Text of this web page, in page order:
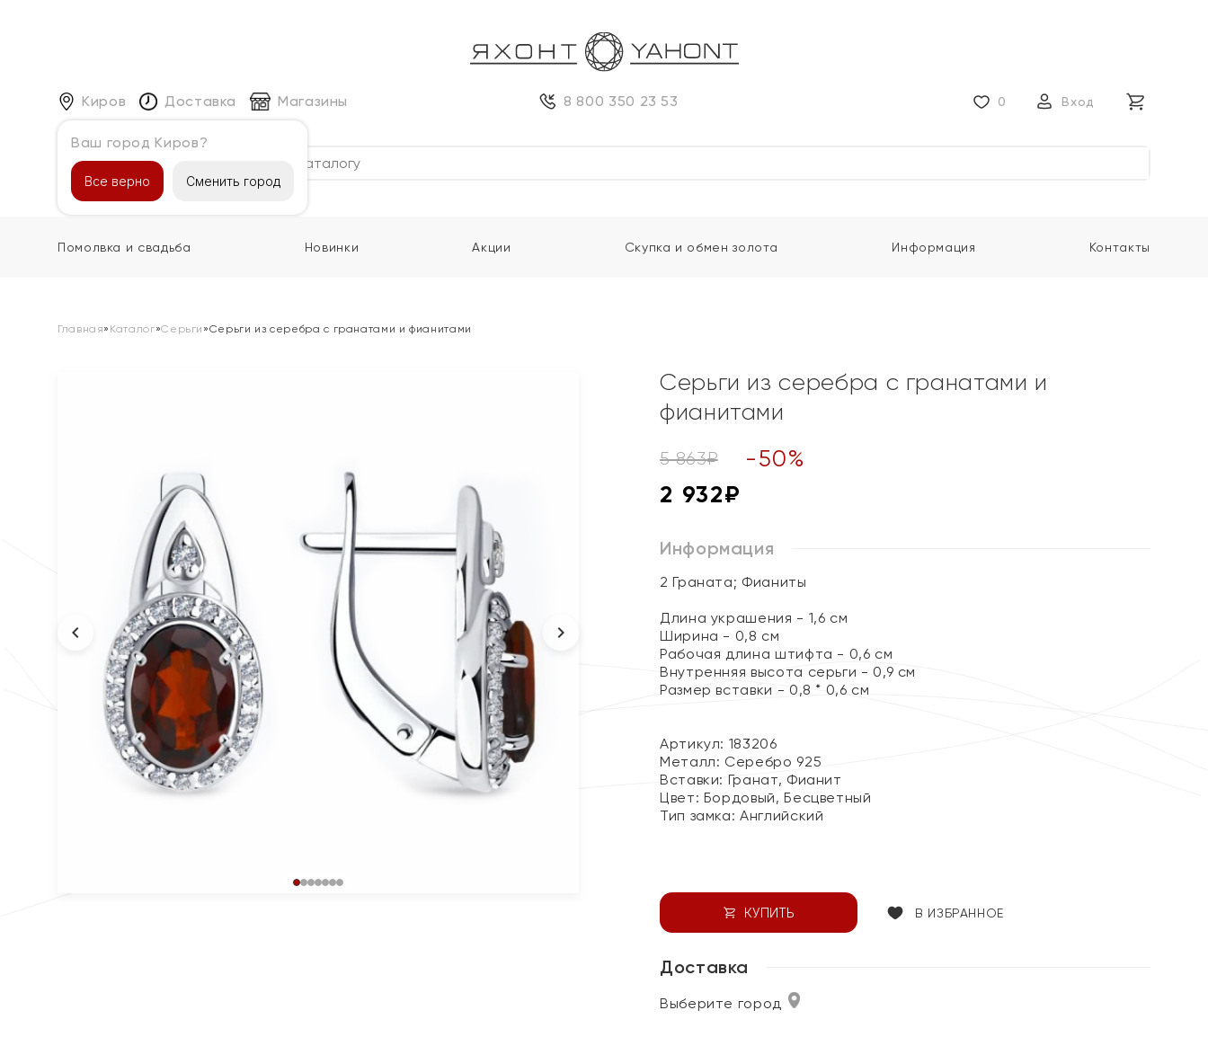
Киров
Ваш город Киров?
Все верно Сменить город
Доставка Магазины 8 800 350 23 53 0 Вход
Каталог
Помолвка и свадьба Новинки Акции Скупка и обмен золота Информация Контакты
Главная» Каталог»Серьги »Серьги из серебра с гранатами и фианитами
Серьги из серебра с гранатами и
фианитами
5 863₽ -50%
2 932₽
Информация
2 Граната; Фианиты
Длина украшения - 1,6 см
Ширина - 0,8 см
Рабочая длина штифта - 0,6 см
Внутренняя высота серьги - 0,9 см
Размер вставки - 0,8 * 0,6 см
Артикул: 183206
Металл: Серебро 925
Вставки: Гранат, Фианит
Цвет: Бордовый, Бесцветный
Тип замка:Английский
КУПИТЬ В ИЗБРАННОЕ
Доставка
Выберите город